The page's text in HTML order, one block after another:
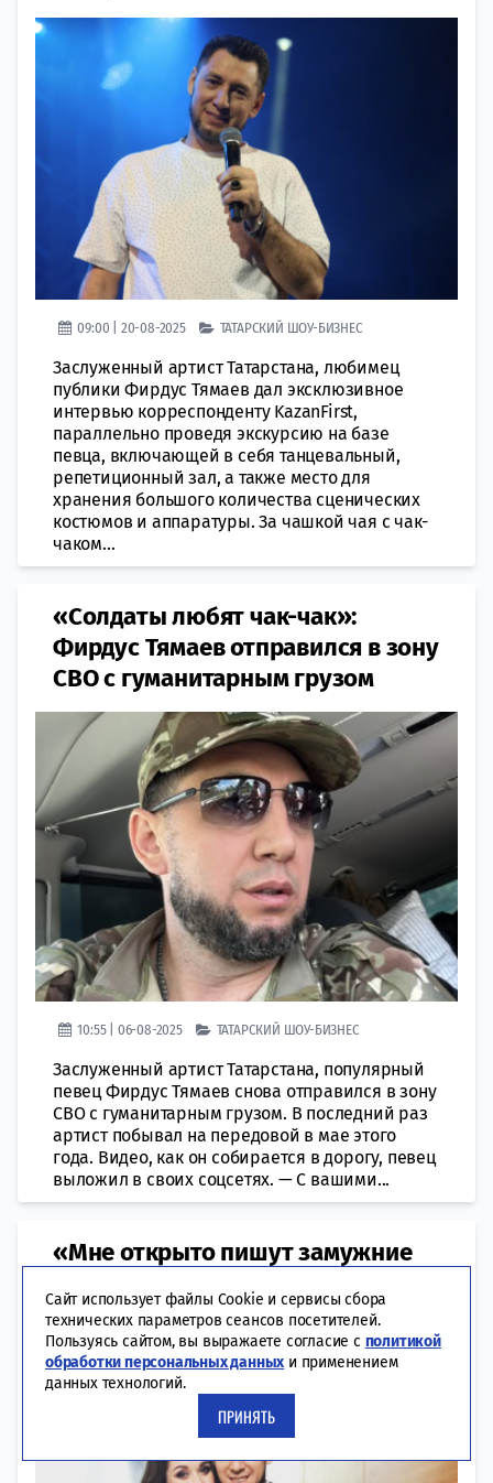
09:00 | 20-08-2025 ТАТАРСКИЙ ШОУ-БИЗНЕС
Заслуженный артист Татарстана, любимец
публики Фирдус Тямаев дал эксклюзивное
интервью корреспонденту KazanFirst,
параллельно проведя экскурсию на базе
певца, включающей в себя танцевальный,
репетиционный зал, а также место для
хранения большого количества сценических
костюмов и аппаратуры. За чашкой чая с чак-
чаком...
«Солдаты любят чак-чак»:
Фирдус Тямаев отправился в зону
СВО с гуманитарным грузом
10:55 | 06-08-2025 ТАТАРСКИЙ ШОУ-БИЗНЕС
Заслуженный артист Татарстана, популярный
певец Фирдус Тямаев снова отправился в зону
СВО с гуманитарным грузом. В последний раз
артист побывал на передовой в мае этого
года. Видео, как он собирается в дорогу, певец
выложил в своих соцсетях. — С вашими...
«Мне открыто пишут замужние
обсудил с женой причины измен
в семьях
Сайт использует файлы Cookie и сервисы сбора
технических параметров сеансов посетителей.
Пользуясь сайтом, вы выражаете согласие с политикой
обработки персональных данных и применением
данных технологий.
ПРИНЯТЬ